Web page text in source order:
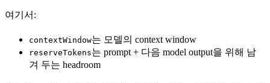
여기서:
contextWindow는 모델의 context window
reserveTokens는 prompt + 다음 model output을 위해 남
겨 두는 headroom